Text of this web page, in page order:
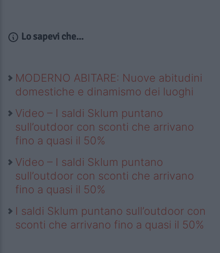
Lo sapevi che...
MODERNO ABITARE: Nuove abitudini
domestiche e dinamismo dei luoghi
Video – I saldi Sklum puntano
sull’outdoor con sconti che arrivano
fino a quasi il 50%
Video – I saldi Sklum puntano
sull’outdoor con sconti che arrivano
fino a quasi il 50%
I saldi Sklum puntano sull’outdoor con
sconti che arrivano fino a quasi il 50%